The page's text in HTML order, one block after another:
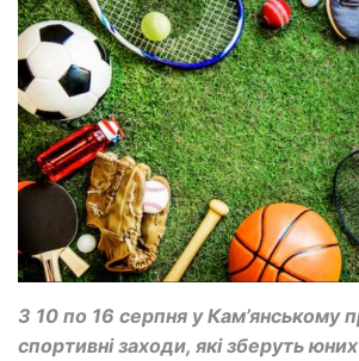
З 10 по 16 серпня у Кам’янському
спортивні заходи, які зберуть